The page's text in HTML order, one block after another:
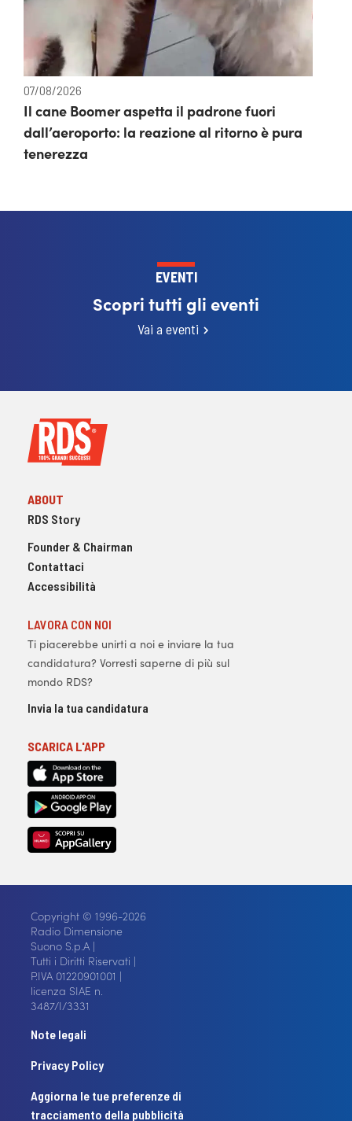
07/08/2026
Il cane Boomer aspetta il padrone fuori
dall’aeroporto: la reazione al ritorno è pura
tenerezza
EVENTI
Scopri tutti gli eventi
Vai a eventi
ABOUT
RDS Story
Founder & Chairman
Contattaci
Accessibilità
LAVORA CON NOI
Ti piacerebbe unirti a noi e inviare la tua
candidatura? Vorresti saperne di più sul
mondo RDS?
Invia la tua candidatura
SCARICA L'APP
Copyright © 1996-2026
Radio Dimensione
Suono S.p.A |
Tutti i Diritti Riservati |
P.IVA 01220901001 |
licenza SIAE n.
3487/I/3331
Note legali
Privacy Policy
Aggiorna le tue preferenze di
tracciamento della pubblicità